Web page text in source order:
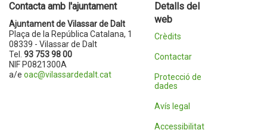
Contacta amb l'ajuntament
Ajuntament de Vilassar de Dalt
Plaça de la República Catalana, 1
08339 - Vilassar de Dalt
Tel. 93 753 98 00
NIF P0821300A
a/e oac@vilassardedalt.cat
Detalls del
web
Crèdits
Contactar
Protecció de
dades
Avís legal
Accessibilitat